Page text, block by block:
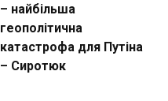
– найбільша
геополітична
катастрофа для Путіна
– Сиротюк